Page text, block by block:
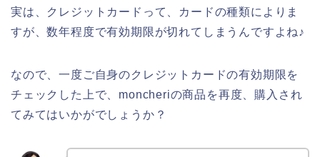
実は、クレジットカードって、カードの種類によりま
すが、数年程度で有効期限が切れてしまうんですよね♪
なので、一度ご自身のクレジットカードの有効期限を
チェックした上で、moncheriの商品を再度、購入され
てみてはいかがでしょうか？